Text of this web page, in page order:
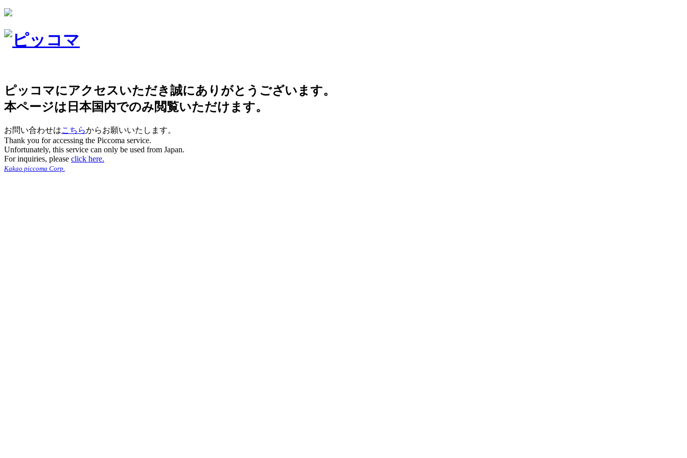
ピッコマにアクセスいただき誠にありがとうございます。
本ページは日本国内でのみ閲覧いただけます。
お問い合わせはこちらからお願いいたします。
Thank you for accessing the Piccoma service.
Unfortunately, this service can only be used from Japan.
For inquiries, please click here.
Kakao piccoma Corp.